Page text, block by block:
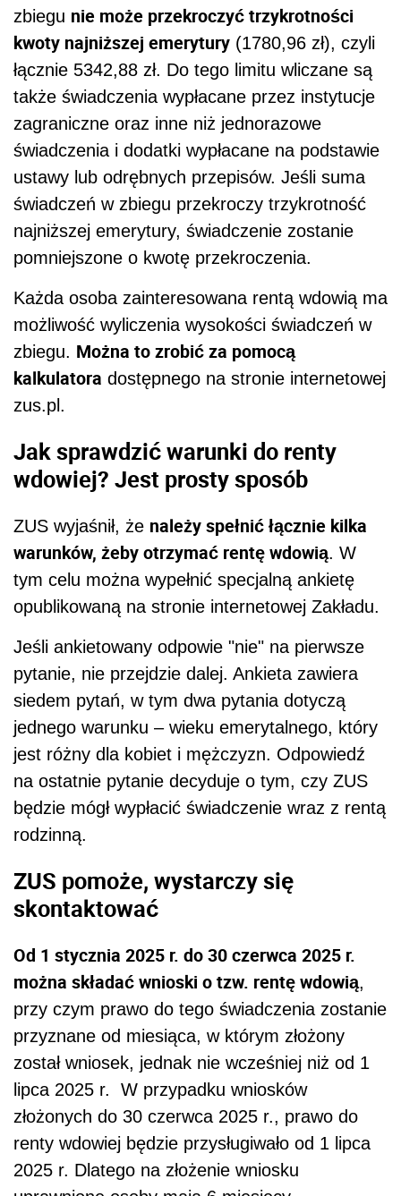
zbiegu nie może przekroczyć trzykrotności
kwoty najniższej emerytury (1780,96 zł), czyli
łącznie 5342,88 zł. Do tego limitu wliczane są
także świadczenia wypłacane przez instytucje
zagraniczne oraz inne niż jednorazowe
świadczenia i dodatki wypłacane na podstawie
ustawy lub odrębnych przepisów. Jeśli suma
świadczeń w zbiegu przekroczy trzykrotność
najniższej emerytury, świadczenie zostanie
pomniejszone o kwotę przekroczenia.
Każda osoba zainteresowana rentą wdowią ma
możliwość wyliczenia wysokości świadczeń w
zbiegu. Można to zrobić za pomocą
kalkulatora dostępnego na stronie internetowej
zus.pl.
Jak sprawdzić warunki do renty
wdowiej? Jest prosty sposób
ZUS wyjaśnił, że należy spełnić łącznie kilka
warunków, żeby otrzymać rentę wdowią. W
tym celu można wypełnić specjalną ankietę
opublikowaną na stronie internetowej Zakładu.
Jeśli ankietowany odpowie "nie" na pierwsze
pytanie, nie przejdzie dalej. Ankieta zawiera
siedem pytań, w tym dwa pytania dotyczą
jednego warunku – wieku emerytalnego, który
jest różny dla kobiet i mężczyzn. Odpowiedź
na ostatnie pytanie decyduje o tym, czy ZUS
będzie mógł wypłacić świadczenie wraz z rentą
rodzinną.
ZUS pomoże, wystarczy się
skontaktować
Od 1 stycznia 2025 r. do 30 czerwca 2025 r.
można składać wnioski o tzw. rentę wdowią,
przy czym prawo do tego świadczenia zostanie
przyznane od miesiąca, w którym złożony
został wniosek, jednak nie wcześniej niż od 1
lipca 2025 r. W przypadku wniosków
złożonych do 30 czerwca 2025 r., prawo do
renty wdowiej będzie przysługiwało od 1 lipca
2025 r. Dlatego na złożenie wniosku